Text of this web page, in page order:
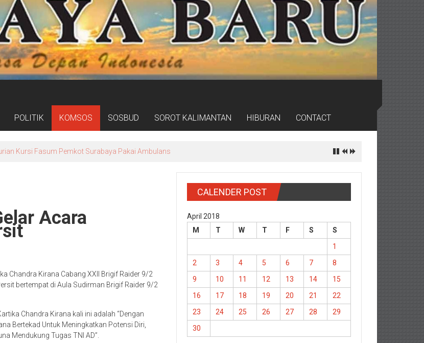
POLITIK KOMSOS SOSBUD SOROT KALIMANTAN HIBURAN CONTACT
Pimpinan BAZNAS Periode 2026–2031, Cari Figur Berintegritas
Acara
Chandra Kirana Cabang XXII Brigif Raider 9/2
bertempat di Aula Sudirman Brigif Raider 9/2
Chandra Kirana kali ini adalah “Dengan
Bertekad Untuk Meningkatkan Potensi Diri,
Mendukung Tugas TNI AD”.
CALENDER POST
April 2018
M
T W T F S
S
1
2
3 4 5 6 7
8
9
10 11 12 13 14
15
16
17 18 19 20 21
22
23
24 25 26 27 28
29
30